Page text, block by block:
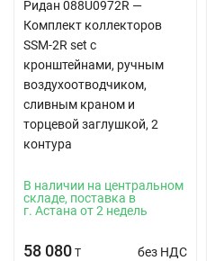
Ридан 088U0972R —
Комплект коллекторов
SSM-2R set с
кронштейнами, ручным
воздухоотводчиком,
сливным краном и
торцевой заглушкой, 2
контура
В наличии на центральном
складе, поставка в
г. Астана от 2 недель
58 080 T без НДС